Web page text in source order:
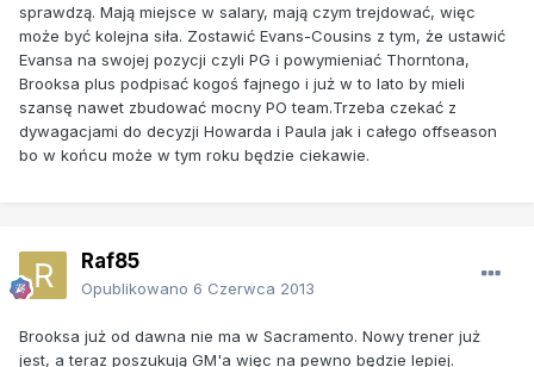
sprawdzą. Mają miejsce w salary, mają czym trejdować, więc
może być kolejna siła. Zostawić Evans-Cousins z tym, że ustawić
Evansa na swojej pozycji czyli PG i powymieniać Thorntona,
Brooksa plus podpisać kogoś fajnego i już w to lato by mieli
szansę nawet zbudować mocny PO team.Trzeba czekać z
dywagacjami do decyzji Howarda i Paula jak i całego offseason
bo w końcu może w tym roku będzie ciekawie.
Raf85
Opublikowano 6 Czerwca 2013
Brooksa już od dawna nie ma w Sacramento. Nowy trener już
jest, a teraz poszukują GM'a więc na pewno będzie lepiej.